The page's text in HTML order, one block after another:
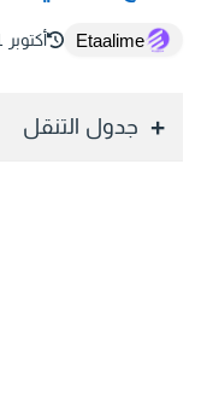
Etaalime أكتوبر 31, 2025
جدول التنقل